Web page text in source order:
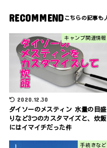
RECOMMEND
キャンプ関連情報
2020.12.30
ダイソーのメスティン 水量の目盛
りなど3つのカスタマイズと、炊飯
にはイマイチだった件
手続きなど